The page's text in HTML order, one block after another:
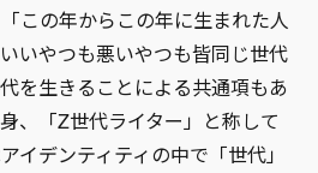
この年からこの年に生まれた人
いやつも悪いやつも皆同じ世代
を生きることによる共通項もあ
、「Z世代ライター」と称して
イデンティティの中で「世代」